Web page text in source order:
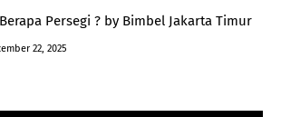
Persegi ? by Bimbel Jakarta Timur
22, 2025